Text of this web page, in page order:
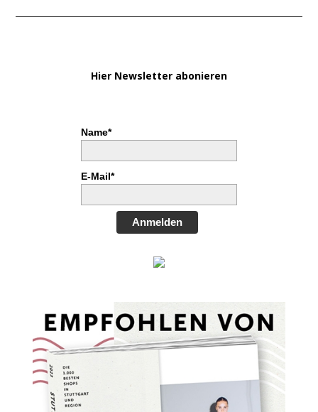
Hier Newsletter abonieren
Name*
E-Mail*
Anmelden